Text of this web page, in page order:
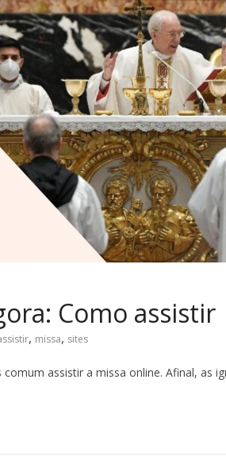
Como assistir
, missa, sites
assistir a missa online. Afinal, as